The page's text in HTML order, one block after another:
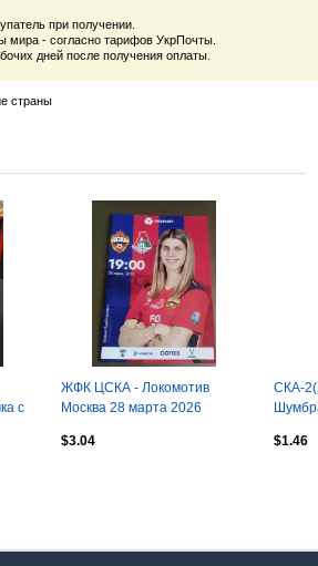
при получении.
мира - согласно тарифов УкрПочты.
дней после получения оплаты.
страны
с
ЖФК ЦСКА - Локомотив
Москва 28 марта 2026
$3.04
СКА-
$1.46